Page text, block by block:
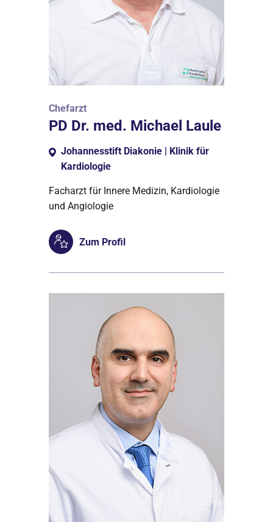
Chefarzt
PD Dr. med. Michael Laule
Johannesstift Diakonie | Klinik für
Kardiologie
Facharzt für Innere Medizin, Kardiologie
und Angiologie
Zum Profil